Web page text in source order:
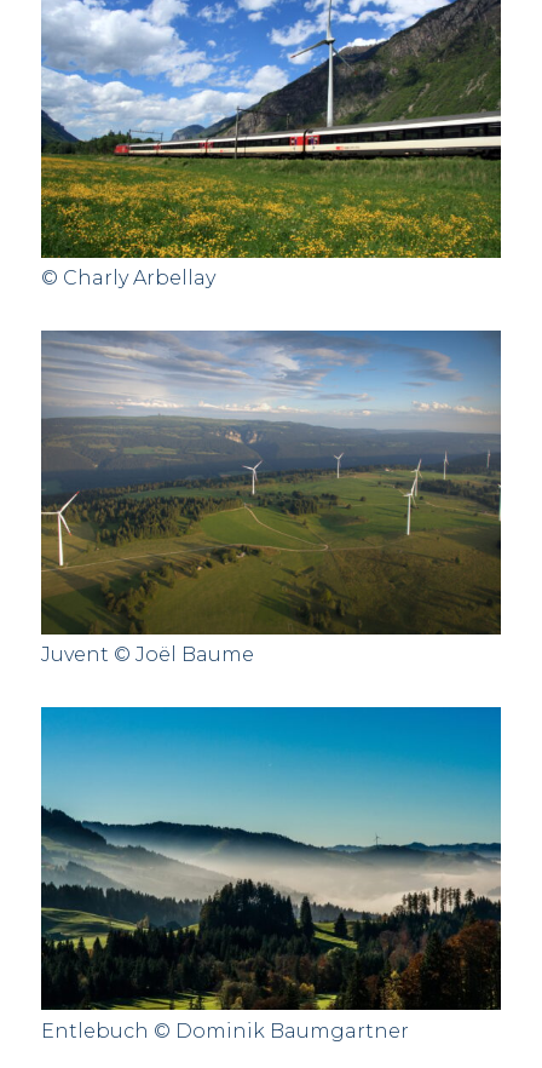
© Charly Arbellay
Juvent © Joël Baume
Entlebuch © Dominik Baumgartner